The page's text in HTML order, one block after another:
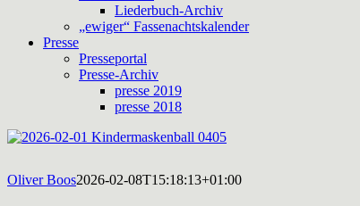
Liederbuch-Archiv
„ewiger“ Fassenachtskalender
Presse
Presseportal
Presse-Archiv
presse 2019
presse 2018
Oliver Boos2026-02-08T15:18:13+01:00